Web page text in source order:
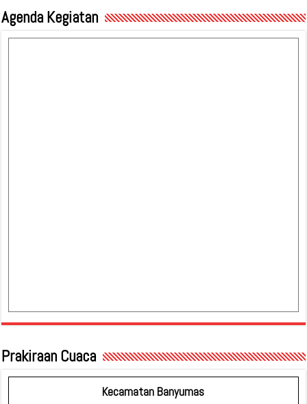
Agenda Kegiatan
Prakiraan Cuaca
Kecamatan Banyumas